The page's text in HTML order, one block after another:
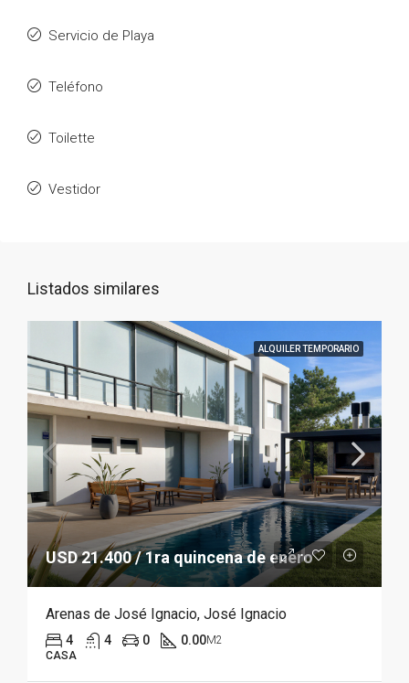
Servicio de Playa
Teléfono
Toilette
Vestidor
Listados similares
ALQUILER TEMPORARIO
USD 21.400 / 1ra quincena de enero
Arenas de José Ignacio, José Ignacio
4 4 0 0.00M2
CASA